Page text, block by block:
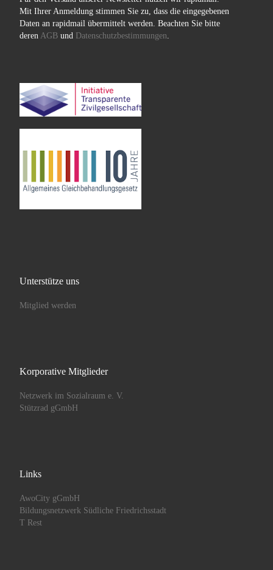
Mit Ihrer Anmeldung stimmen Sie zu, dass die eingegebenen
Daten an rapidmail übermittelt werden. Beachten Sie bitte
deren AGBund Datenschutzbestimmungen
Unterstütze uns
Mitglied werden
Korporative Mitglieder
Netzwerk im Sozialraum e. V.
Stützrad gGmbH
Links
AwoCity gGmbH
Bildungsnetzwerk Südliche Friedrichsstadt
T Rest